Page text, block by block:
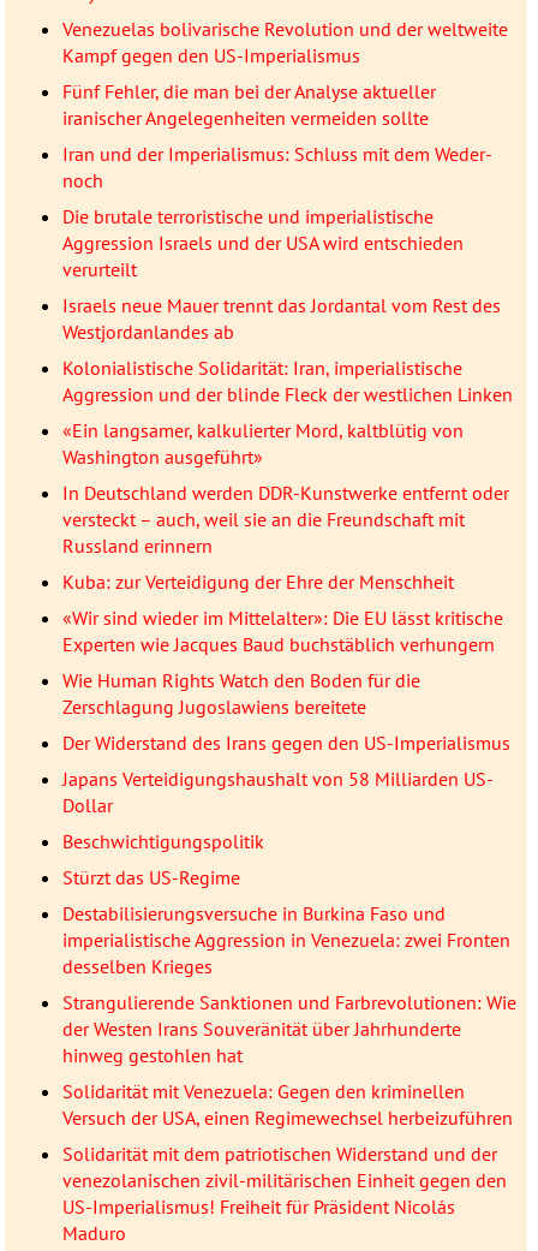
Venezuelas bolivarische Revolution und der weltweite
Kampf gegen den US-Imperialismus
Fünf Fehler, die man bei der Analyse aktueller
iranischer Angelegenheiten vermeiden sollte
Iran und der Imperialismus: Schluss mit dem Weder-
noch
Die brutale terroristische und imperialistische
Aggression Israels und der USA wird entschieden
verurteilt
Israels neue Mauer trennt das Jordantal vom Rest des
Westjordanlandes ab
Kolonialistische Solidarität: Iran, imperialistische
Aggression und der blinde Fleck der westlichen Linken
«Ein langsamer, kalkulierter Mord, kaltblütig von
Washington ausgeführt»
In Deutschland werden DDR-Kunstwerke entfernt oder
versteckt – auch, weil sie an die Freundschaft mit
Russland erinnern
Kuba: zur Verteidigung der Ehre der Menschheit
«Wir sind wieder im Mittelalter»: Die EU lässt kritische
Experten wie Jacques Baud buchstäblich verhungern
Wie Human Rights Watch den Boden für die
Zerschlagung Jugoslawiens bereitete
Der Widerstand des Irans gegen den US-Imperialismus
Japans Verteidigungshaushalt von 58 Milliarden US-
Dollar
Beschwichtigungspolitik
Stürzt das US-Regime
Destabilisierungsversuche in Burkina Faso und
imperialistische Aggression in Venezuela: zwei Fronten
desselben Krieges
Strangulierende Sanktionen und Farbrevolutionen: Wie
der Westen Irans Souveränität über Jahrhunderte
hinweg gestohlen hat
Solidarität mit Venezuela: Gegen den kriminellen
Versuch der USA, einen Regimewechsel herbeizuführen
Solidarität mit dem patriotischen Widerstand und der
venezolanischen zivil-militärischen Einheit gegen den
US-Imperialismus! Freiheit für Präsident Nicolás
Maduro